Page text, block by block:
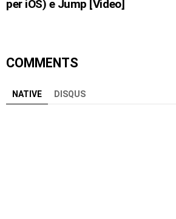
per iOS) e Jump [Video]
COMMENTS
NATIVE DISQUS